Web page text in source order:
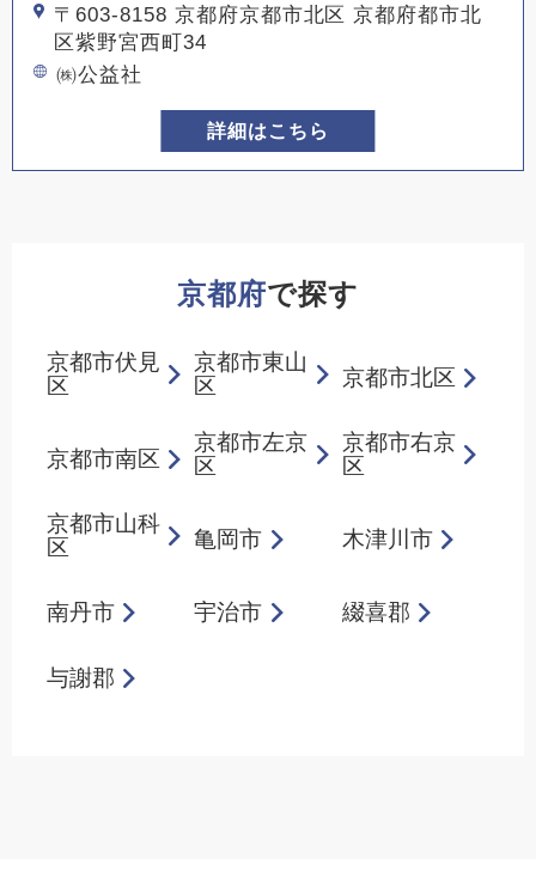
〒603-8158 京都府京都市北区 京都府都市北
区紫野宮西町34
㈱公益社
詳細はこちら
京都府で探す
京都市伏見
区
京都市東山
区
京都市北区
京都市南区
京都市左京
区
京都市右京
区
京都市山科
区
亀岡市 木津川市
南丹市 宇治市 綴喜郡
与謝郡